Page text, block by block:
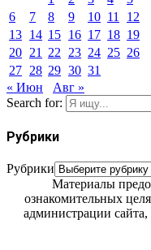
6
7 8 9 10 11
12
13 14 15 16 17 18 19
20 21 22 23 24 25 26
27 28 29 30 31
« Июн
Авг »
Search for:
Рубрики
Рубрики
Материалы
ознакомительных
администрации